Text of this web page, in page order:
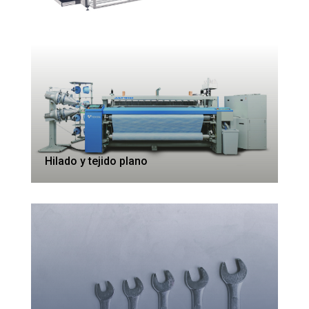
Hilado y tejido plano